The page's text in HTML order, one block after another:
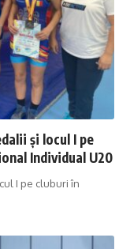
și locul I pe
Individual U20
I pe cluburi în